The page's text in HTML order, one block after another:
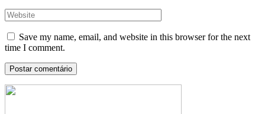
Save my name, email, and website in this browser for the next
time I comment.